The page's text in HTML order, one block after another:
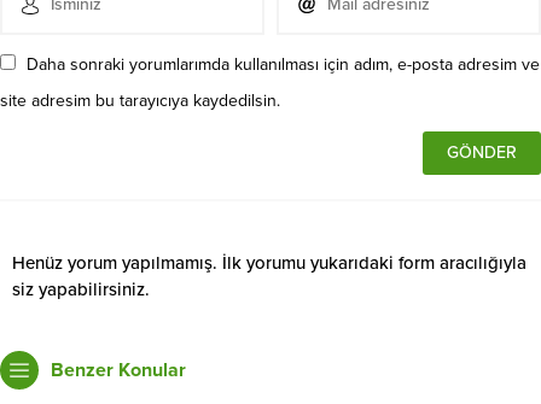
Daha sonraki yorumlarımda kullanılması için adım, e-posta adresim ve
site adresim bu tarayıcıya kaydedilsin.
Henüz yorum yapılmamış. İlk yorumu yukarıdaki form aracılığıyla
siz yapabilirsiniz.
Benzer Konular